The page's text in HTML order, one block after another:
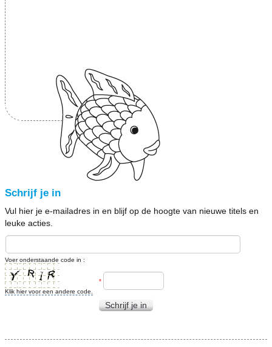
Schrijf je in
Vul hier je e-mailadres in en blijf op de hoogte van nieuwe titels en
leuke acties.
Voer onderstaande code in :
Klik hier voor een andere code.
*
Schrijf je in